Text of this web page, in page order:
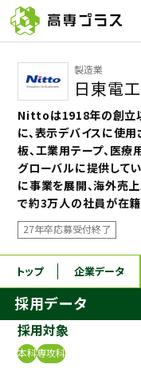
企業をさがす
進学先をさがす
インターンシッ
高専OBOGをさ
高専プラスセ
高専生コミュニティ
めもらす
製造業
日東電工
Nittoは1918年の創立
に、表示デバイスに使
板、工業用テープ、医
グローバルに提供して
に事業を展開、海外売
で約3万人の社員が在籍
27年卒応募受付終了
トップ 企業データ
採用データ
採用対象
本科専攻科